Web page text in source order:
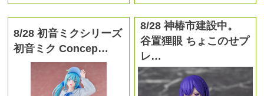
8/28 初音ミクシリーズ
初音ミク Concep…
8/28 神椿市建設中。
谷置狸眼 ちょこのせプ
レ…